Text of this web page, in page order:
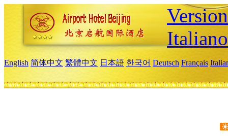
Italiano
English 简体中文 繁體中文 日本語 한국어 Deutsch Français